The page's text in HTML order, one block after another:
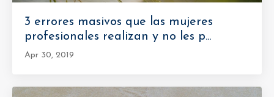
3 errores masivos que las mujeres
profesionales realizan y no les p...
Apr 30, 2019